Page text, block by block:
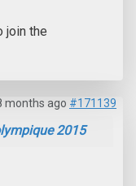
join the
months ago #171139
2015